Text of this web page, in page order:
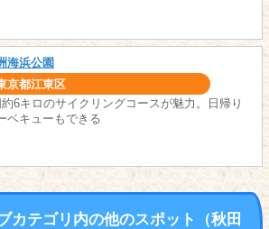
海浜公園
京都江東区
約6キロのサイクリングコースが魅力。日帰り
ベキューもできる
カテゴリ内の他のスポット（秋田